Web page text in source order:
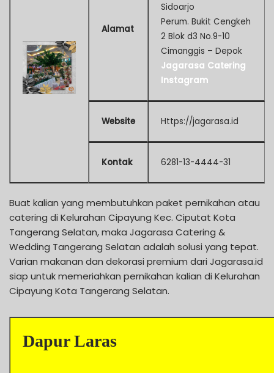
Alamat
Sidoarjo
Perum. Bukit Cengkeh
2 Blok d3 No.9-10
Cimanggis – Depok
Jagarasa Catering
Instagram
Website Https://jagarasa.id
Kontak 6281-13-4444-31
Buat kalian yang membutuhkan paket pernikahan atau
catering di Kelurahan Cipayung Kec. Ciputat Kota
Tangerang Selatan, maka Jagarasa Catering &
Wedding Tangerang Selatan adalah solusi yang tepat.
Varian makanan dan dekorasi premium dari Jagarasa.id
siap untuk memeriahkan pernikahan kalian di Kelurahan
Cipayung Kota Tangerang Selatan.
Dapur Laras